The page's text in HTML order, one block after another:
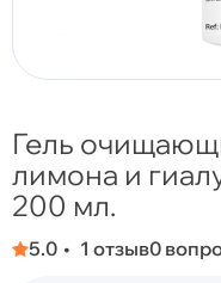
Гель
лимона и
200 мл.
5.0 1 отзыв0